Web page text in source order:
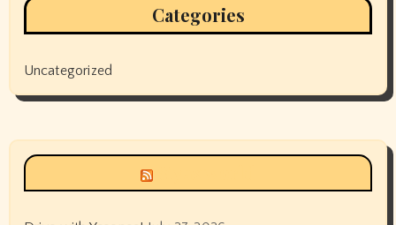
Categories
Uncategorized